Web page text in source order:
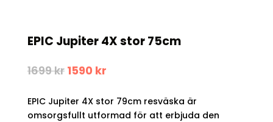
EPIC Jupiter 4X stor 75cm
1699kr Det
var:
1699 kr.
1590 krDet
är:
1590 kr.
EPIC Jupiter 4X stor 79cm resväska är
omsorgsfullt utformad för att erbjuda den